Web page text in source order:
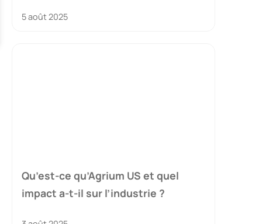
5 août 2025
Qu’est-ce qu’Agrium US et quel
impact a-t-il sur l’industrie ?